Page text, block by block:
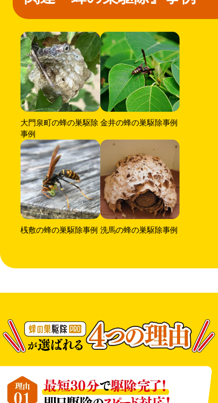
大門泉町の蜂の巣駆除
事例
金井の蜂の巣駆除事例
桟敷の蜂の巣駆除事例 洗馬の蜂の巣駆除事例